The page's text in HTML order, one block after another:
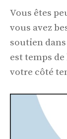
Vous êtes
vous avez
soutien
est temps
votre côté